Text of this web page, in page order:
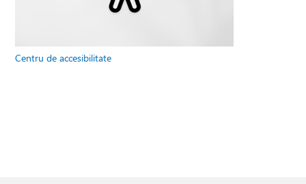
Centru de accesibilitate